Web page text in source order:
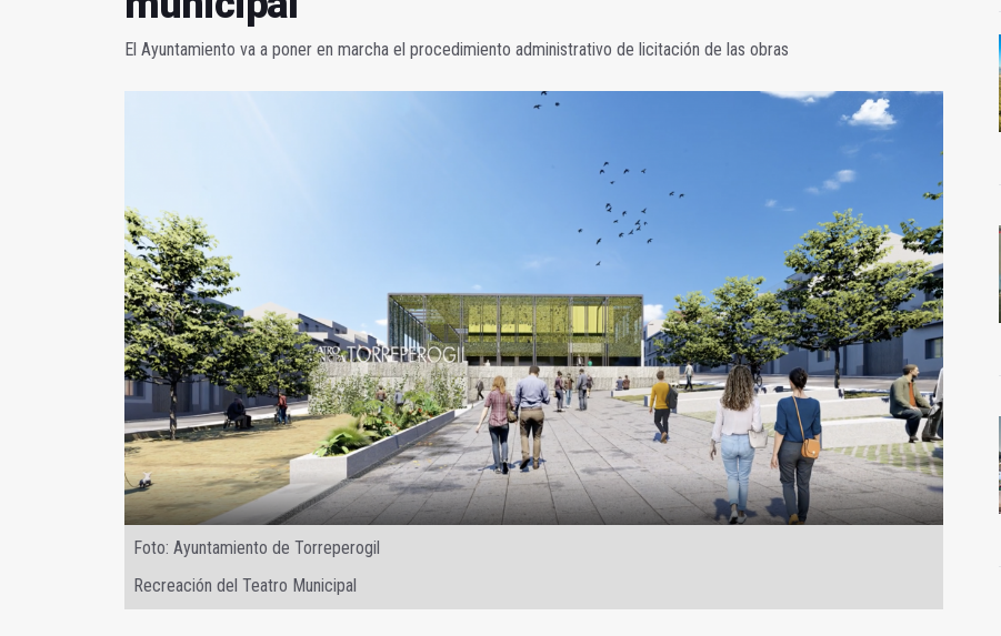
El Ayuntamiento va a poner en marcha el procedimiento administrativo de licitación de las obras
Foto: Ayuntamiento de Torreperogil
Recreación del Teatro Municipal